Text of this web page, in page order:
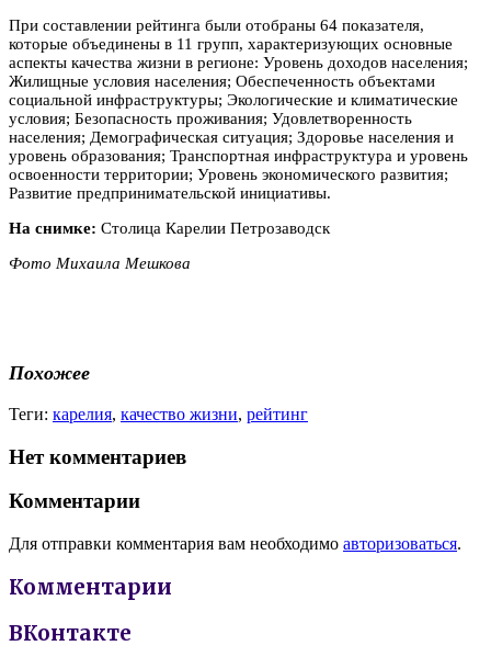
При составлении рейтинга были отобраны 64 показателя,
которые объединены в 11 групп, характеризующих основные
аспекты качества жизни в регионе: Уровень доходов населения;
Жилищные условия населения; Обеспеченность объектами
социальной инфраструктуры; Экологические и климатические
условия; Безопасность проживания; Удовлетворенность
населения; Демографическая ситуация; Здоровье населения и
уровень образования; Транспортная инфраструктура и уровень
освоенности территории; Уровень экономического развития;
Развитие предпринимательской инициативы.
На снимке: Столица Карелии Петрозаводск
Фото Михаила Мешкова
Похожее
Теги: карелия, качество жизни, рейтинг
Нет комментариев
Комментарии
Для отправки комментария вам необходимо авторизоваться.
Комментарии
ВКонтакте